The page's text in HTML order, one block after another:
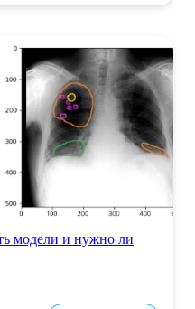
модели и нужно ли